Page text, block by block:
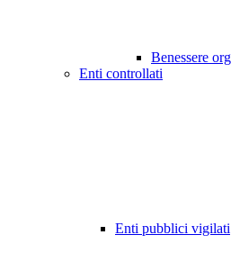
Benessere
Enti controllati
Enti pubblici vigilati